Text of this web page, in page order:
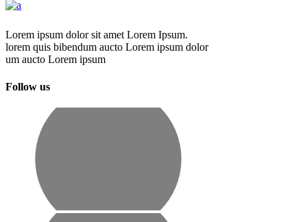
Lorem ipsum dolor sit amet Lorem Ipsum.
lorem quis bibendum aucto Lorem ipsum dolor
um aucto Lorem ipsum
Follow us